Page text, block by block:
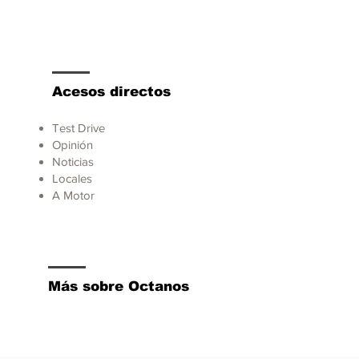
Acesos directos
Test Drive
Opinión
Noticias
Locales
A Motor
Más sobre Octanos